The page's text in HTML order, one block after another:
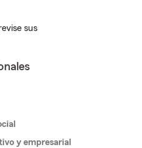
sus
y empresarial